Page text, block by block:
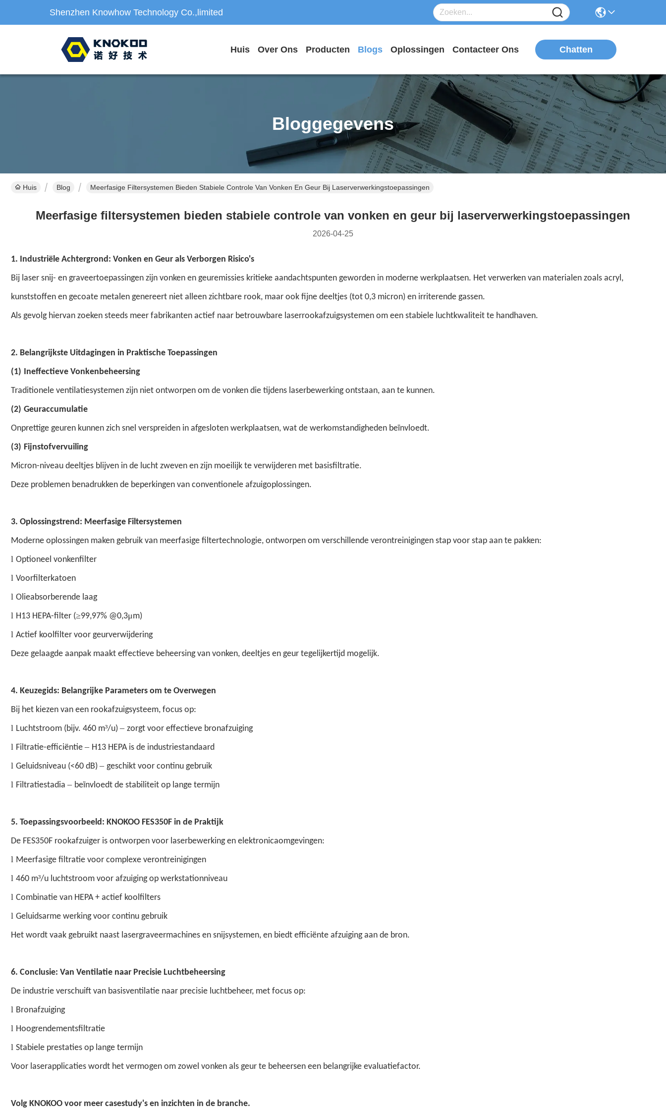
Shenzhen Knowhow Technology Co.,limited
Huis Over Ons Producten Blogs Oplossingen Contacteer Ons Chatten
Bloggegevens
Huis Blog Meerfasige Filtersystemen Bieden Stabiele Controle Van Vonken En Geur Bij Laserverwerkingstoepassingen
Meerfasige filtersystemen bieden stabiele controle van vonken en geur bij laserverwerkingstoepassingen
2026-04-25
1. Industriële Achtergrond: Vonken en Geur als Verborgen Risico's
Bij laser snij- en graveertoepassingen zijn vonken en geuremissies kritieke aandachtspunten geworden in moderne werkplaatsen. Het verwerken van materialen zoals acryl,
kunststoffen en gecoate metalen genereert niet alleen zichtbare rook, maar ook fijne deeltjes (tot 0,3 micron) en irriterende gassen.
Als gevolg hiervan zoeken steeds meer fabrikanten actief naar betrouwbare laserrookafzuigsystemen om een stabiele luchtkwaliteit te handhaven.
2. Belangrijkste Uitdagingen in Praktische Toepassingen
(1) Ineffectieve Vonkenbeheersing
Traditionele ventilatiesystemen zijn niet ontworpen om de vonken die tijdens laserbewerking ontstaan, aan te kunnen.
(2) Geuraccumulatie
Onprettige geuren kunnen zich snel verspreiden in afgesloten werkplaatsen, wat de werkomstandigheden beïnvloedt.
(3) Fijnstofvervuiling
Micron-niveau deeltjes blijven in de lucht zweven en zijn moeilijk te verwijderen met basisfiltratie.
Deze problemen benadrukken de beperkingen van conventionele afzuigoplossingen.
3. Oplossingstrend: Meerfasige Filtersystemen
Moderne oplossingen maken gebruik van meerfasige filtertechnologie, ontworpen om verschillende verontreinigingen stap voor stap aan te pakken:
l Optioneel vonkenfilter
l Voorfilterkatoen
l Olieabsorberende laag
l H13 HEPA-filter (≥99,97% @0,3μm)
l Actief koolfilter voor geurverwijdering
Deze gelaagde aanpak maakt effectieve beheersing van vonken, deeltjes en geur tegelijkertijd mogelijk.
4. Keuzegids: Belangrijke Parameters om te Overwegen
Bij het kiezen van een rookafzuigsysteem, focus op:
l Luchtstroom (bijv. 460 m³/u) – zorgt voor effectieve bronafzuiging
l Filtratie-efficiëntie – H13 HEPA is de industriestandaard
l Geluidsniveau (<60 dB) – geschikt voor continu gebruik
l Filtratiestadia – beïnvloedt de stabiliteit op lange termijn
5. Toepassingsvoorbeeld: KNOKOO FES350F in de Praktijk
De FES350F rookafzuiger is ontworpen voor laserbewerking en elektronicaomgevingen:
l Meerfasige filtratie voor complexe verontreinigingen
l 460 m³/u luchtstroom voor afzuiging op werkstationniveau
l Combinatie van HEPA + actief koolfilters
l Geluidsarme werking voor continu gebruik
Het wordt vaak gebruikt naast lasergraveermachines en snijsystemen, en biedt efficiënte afzuiging aan de bron.
6. Conclusie: Van Ventilatie naar Precisie Luchtbeheersing
De industrie verschuift van basisventilatie naar precisie luchtbeheer, met focus op:
l Bronafzuiging
l Hoogrendementsfiltratie
l Stabiele prestaties op lange termijn
Voor laserapplicaties wordt het vermogen om zowel vonken als geur te beheersen een belangrijke evaluatiefactor.
Volg KNOKOO voor meer casestudy's en inzichten in de branche.